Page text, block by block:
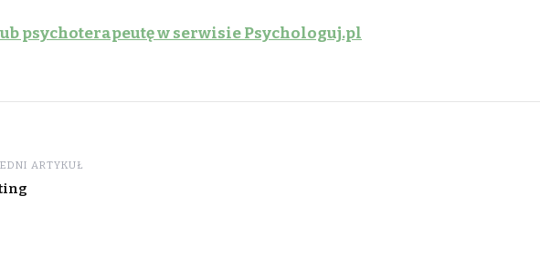
psychoterapeutę w serwisie Psychologuj.pl
ARTYKUŁ